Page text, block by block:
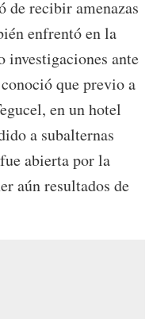
recibir amenazas
enfrentó en la
ante
que previo a
en un hotel
a subalternas
abierta por la
aún resultados de